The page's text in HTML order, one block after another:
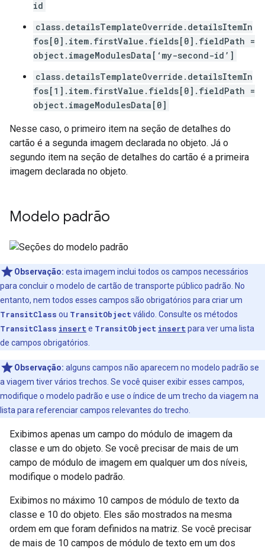
id
class.detailsTemplateOverride.detailsItemIn
fos[0].item.firstValue.fields[0].fieldPath =
object.imageModulesData[‘my-second-id’]
class.detailsTemplateOverride.detailsItemIn
fos[1].item.firstValue.fields[0].fieldPath =
object.imageModulesData[0]
Nesse caso, o primeiro item na seção de detalhes do
cartão é a segunda imagem declarada no objeto. Já o
segundo item na seção de detalhes do cartão é a primeira
imagem declarada no objeto.
Modelo padrão
Observação: esta imagem inclui todos os campos necessários
para concluir o modelo de cartão de transporte público padrão. No
entanto, nem todos esses campos são obrigatórios para criar um
TransitClass ou TransitObject válido. Consulte os métodos
TransitClass insert e TransitObject insert para ver uma lista
de campos obrigatórios.
Observação: alguns campos não aparecem no modelo padrão se
a viagem tiver vários trechos. Se você quiser exibir esses campos,
modifique o modelo padrão e use o índice de um trecho da viagem na
lista para referenciar campos relevantes do trecho.
Exibimos apenas um campo do módulo de imagem da
classe e um do objeto. Se você precisar de mais de um
campo de módulo de imagem em qualquer um dos níveis,
modifique o modelo padrão.
Exibimos no máximo 10 campos de módulo de texto da
classe e 10 do objeto. Eles são mostrados na mesma
ordem em que foram definidos na matriz. Se você precisar
de mais de 10 campos de módulo de texto em um dos